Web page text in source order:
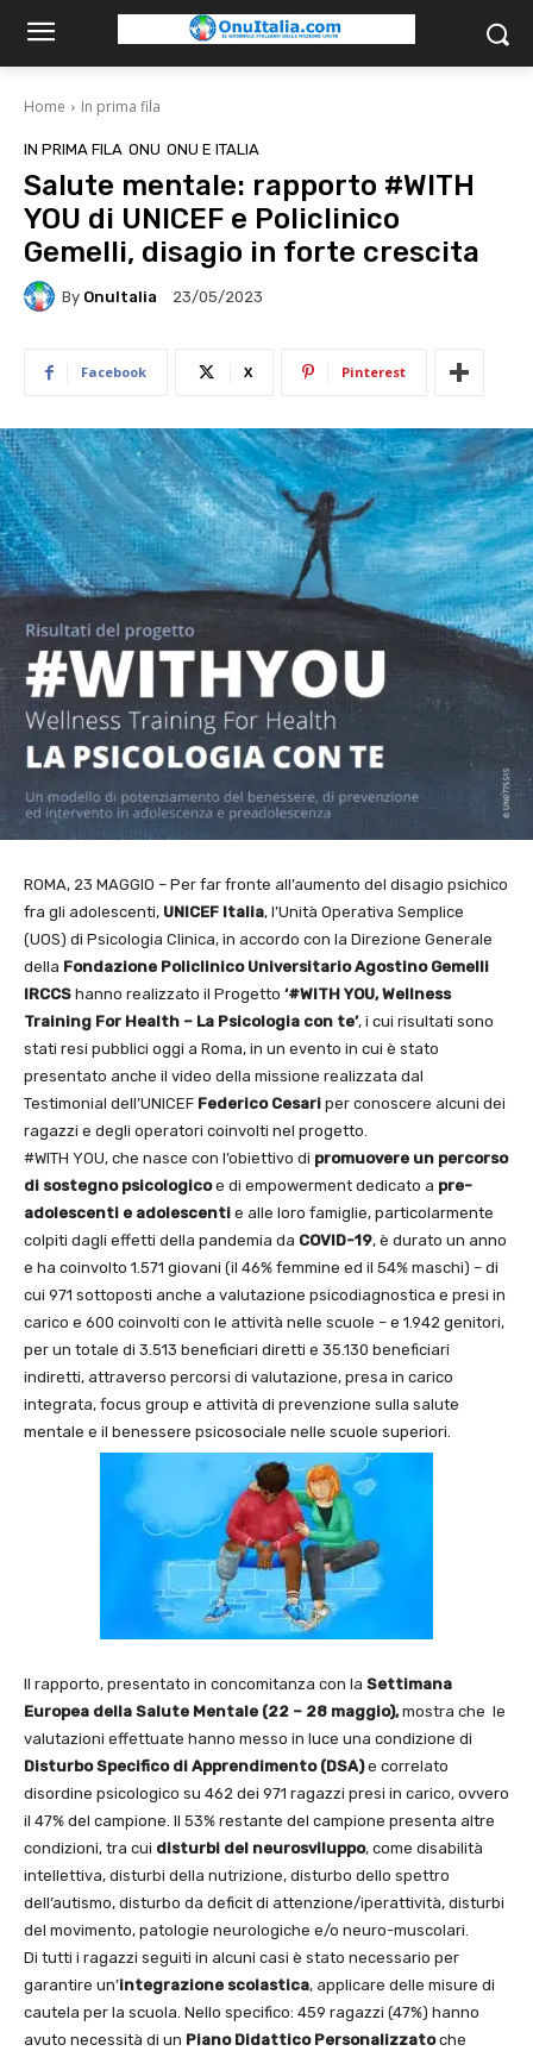
Home In prima fila
IN PRIMA FILA ONU ONU E ITALIA
Salute mentale: rapporto #WITH
YOU di UNICEF e Policlinico
Gemelli, disagio in forte crescita
By OnuItalia 23/05/2023
Facebook X Pinterest
ROMA, 23 MAGGIO – Per far fronte all’aumento del disagio psichico
fra gli adolescenti, UNICEF Italia, l’Unità Operativa Semplice
(UOS) di Psicologia Clinica, in accordo con la Direzione Generale
della Fondazione Policlinico Universitario Agostino Gemelli
IRCCS hanno realizzato il Progetto ‘#WITH YOU, Wellness
Training For Health – La Psicologia con te’, i cui risultati sono
stati resi pubblici oggi a Roma, in un evento in cui è stato
presentato anche il video della missione realizzata dal
Testimonial dell’UNICEF Federico Cesari per conoscere alcuni dei
ragazzi e degli operatori coinvolti nel progetto.
#WITH YOU, che nasce con l’obiettivo di promuovere un percorso
di sostegno psicologicoe di empowerment dedicato a pre-
adolescenti e adolescenti e alle loro famiglie, particolarmente
colpiti dagli effetti della pandemia da COVID-19, è durato un anno
e ha coinvolto 1.571 giovani (il 46% femmine ed il 54% maschi) – di
cui 971 sottoposti anche a valutazione psicodiagnostica e presi in
carico e 600 coinvolti con le attività nelle scuole – e 1.942 genitori,
per un totale di 3.513 beneficiari diretti e 35.130 beneficiari
indiretti, attraverso percorsi di valutazione, presa in carico
integrata, focus group e attività di prevenzione sulla salute
mentale e il benessere psicosociale nelle scuole superiori.
Il rapporto, presentato in concomitanza con la Settimana
Europea della Salute Mentale (22 – 28 maggio),mostra che le
valutazioni effettuate hanno messo in luce una condizione di
Disturbo Specifico di Apprendimento (DSA)e correlato
disordine psicologico su 462 dei 971 ragazzi presi in carico, ovvero
il 47% del campione. Il 53% restante del campione presenta altre
condizioni, tra cui disturbi del neurosviluppo, come disabilità
intellettiva, disturbi della nutrizione, disturbo dello spettro
dell’autismo, disturbo da deficit di attenzione/iperattività, disturbi
del movimento, patologie neurologiche e/o neuro-muscolari.
Di tutti i ragazzi seguiti in alcuni casi è stato necessario per
garantire un’integrazione scolastica, applicare delle misure di
cautela per la scuola. Nello specifico: 459 ragazzi (47%) hanno
avuto necessità di un Piano Didattico Personalizzatoche